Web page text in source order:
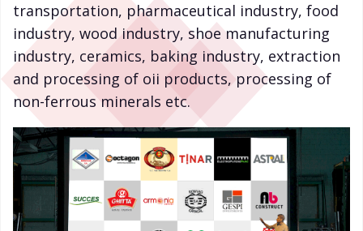
transportation, pharmaceutical industry, food
industry, wood industry, shoe manufacturing
industry, ceramics, baking industry, extraction
and processing of oii products, processing of
non-ferrous minerals etc.